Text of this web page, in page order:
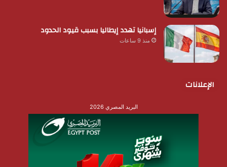
إسبانيا تهدد إيطاليا بسبب قيود الحدود
منذ 9 ساعات
الإعلانات
البريد المصري 2026